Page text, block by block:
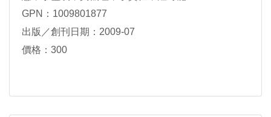
GPN：1009801877
出版／創刊日期：2009-07
價格：300